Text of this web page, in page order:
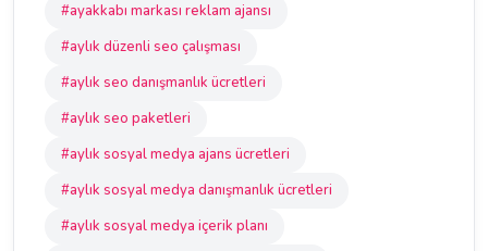
#ayakkabı markası reklam ajansı
#aylık düzenli seo çalışması
#aylık seo danışmanlık ücretleri
#aylık seo paketleri
#aylık sosyal medya ajans ücretleri
#aylık sosyal medya danışmanlık ücretleri
#aylık sosyal medya içerik planı